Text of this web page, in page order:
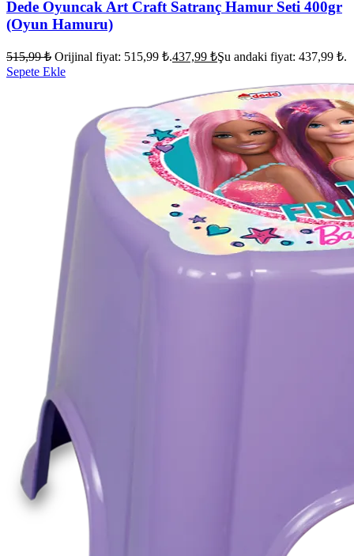
Dede Oyuncak Art Craft Satranç Hamur Seti 400gr
(Oyun Hamuru)
515,99₺ Orijinal fiyat: 515,99 ₺.437,99 ₺Şu andaki fiyat: 437,99 ₺.
Sepete Ekle